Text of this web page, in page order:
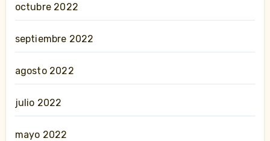
octubre 2022
septiembre 2022
agosto 2022
julio 2022
mayo 2022